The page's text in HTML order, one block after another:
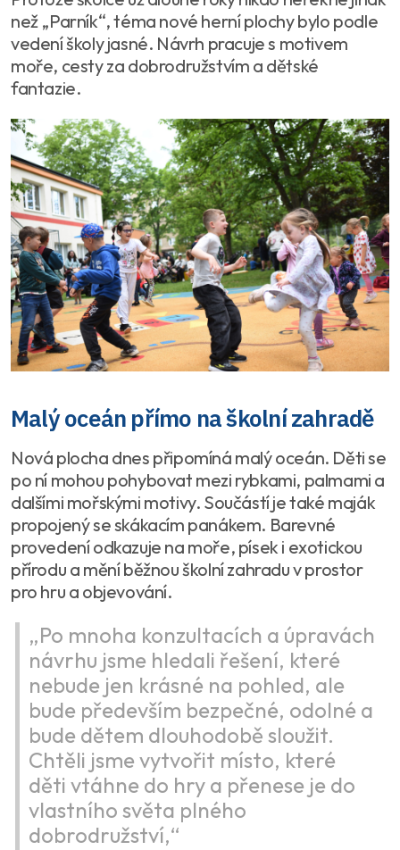
než „Parník“, téma nové herní plochy bylo podle
vedení školy jasné. Návrh pracuje s motivem
moře, cesty za dobrodružstvím a dětské
fantazie.
Malý oceán přímo na školní zahradě
Nová plocha dnes připomíná malý oceán. Děti se
po ní mohou pohybovat mezi rybkami, palmami a
dalšími mořskými motivy. Součástí je také maják
propojený se skákacím panákem. Barevné
provedení odkazuje na moře, písek i exotickou
přírodu a mění běžnou školní zahradu v prostor
pro hru a objevování.
„Po mnoha konzultacích a úpravách
návrhu jsme hledali řešení, které
nebude jen krásné na pohled, ale
bude především bezpečné, odolné a
bude dětem dlouhodobě sloužit.
Chtěli jsme vytvořit místo, které
děti vtáhne do hry a přenese je do
vlastního světa plného
dobrodružství,“